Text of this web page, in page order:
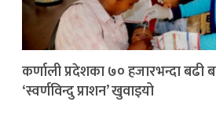
कर्णाली प्रदेशका ७० हजारभन्दा बढी
‘स्वर्णविन्दु प्राशन’ खुवाइयो